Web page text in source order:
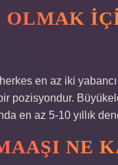
OLMAK
en az iki
pozisyondur.
en az 5-10 yıllık
NE